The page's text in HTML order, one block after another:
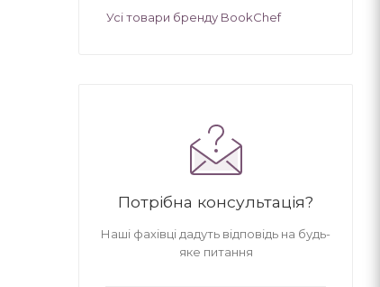
Усі товари бренду BookChef
Потрібна консультація?
Наші фахівці дадуть відповідь на будь-
яке питання